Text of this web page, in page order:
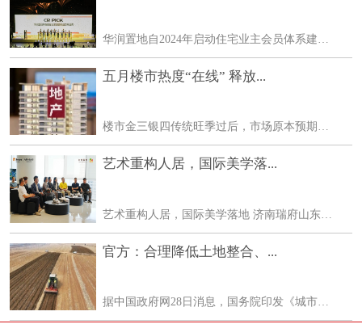
五月楼市热度“在线” 释放...
楼市金三银四传统旺季过后，市场原本预期成交会随季节惯性回落，但今年5月的一线城市楼市却走出了不同行情市场热度持续在线，释放出结构性修复的积极信号。 五一假期前落地楼
艺术重构人居，国际美学落...
官方：合理降低土地整合、...
据中国政府网28日消息，国务院印发《城市更新十五五规划》(下称《规划》)。《规划》提到，合理降低土地整合、置换、联合开发中的税费负担。 《规划》提出，建立城市更新政策体